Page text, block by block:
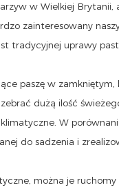
w Wielkiej
zainteresowany
tradycyjnej uprawy
paszę w
dużą ilość
W
do sadzenia i
można je